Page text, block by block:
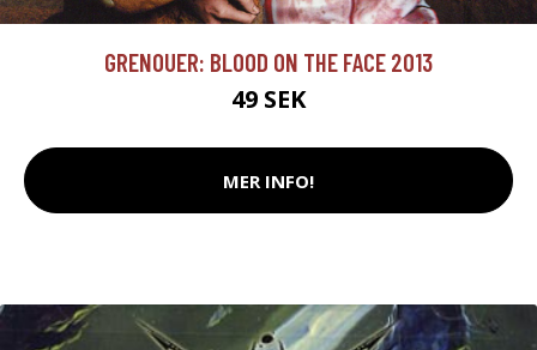
GRENOUER: BLOOD ON THE FACE 2013
49 SEK
MER INFO!